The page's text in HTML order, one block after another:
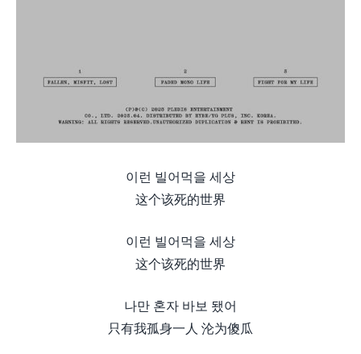
이런 빌어먹을 세상
这个该死的世界
이런 빌어먹을 세상
这个该死的世界
나만 혼자 바보 됐어
只有我孤身一人 沦为傻瓜